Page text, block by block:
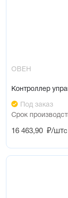
ОВЕН
Контроллер
Под заказ
Срок
16 463,90 ₽/шт